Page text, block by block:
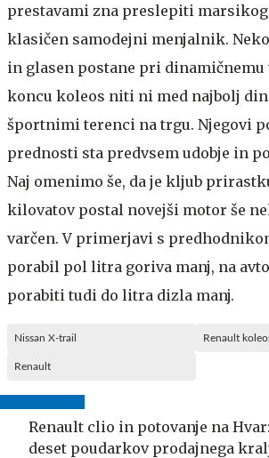
prestavami zna preslepiti
klasičen samodejni menjalnik.
in glasen postane pri dinamičnemu
koncu koleos niti ni med najbolj
športnimi terenci na trgu. Njegovi
prednosti sta predvsem udobje in
Naj omenimo še, da je kljub
kilovatov postal novejši motor še
varčen. V primerjavi s
porabil pol litra goriva manj, na
porabiti tudi do litra dizla manj.
Nissan X-trail Renault
Renault
Renault clio in potovanje na
deset poudarkov prodajnega